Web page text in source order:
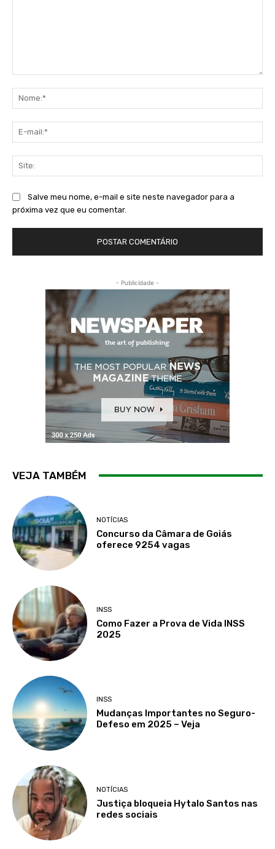
Salve meu nome, e-mail e site neste navegador para a
próxima vez que eu comentar.
- Publicidade -
VEJA TAMBÉM
NOTÍCIAS
Concurso da Câmara de Goiás
oferece 9254 vagas
INSS
Como Fazer a Prova de Vida INSS
2025
INSS
Mudanças Importantes no Seguro-
Defeso em 2025 – Veja
NOTÍCIAS
Justiça bloqueia Hytalo Santos nas
redes sociais